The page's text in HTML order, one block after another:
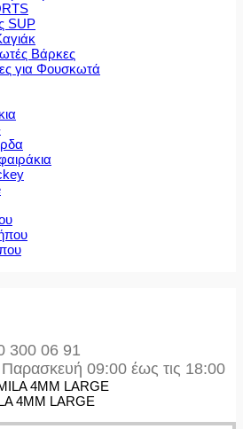
SUP
Βάρκες
για Φουσκωτά
300 06 91
Παρασκευή 09:00 έως τις 18:00
4ΜΜ LARGE